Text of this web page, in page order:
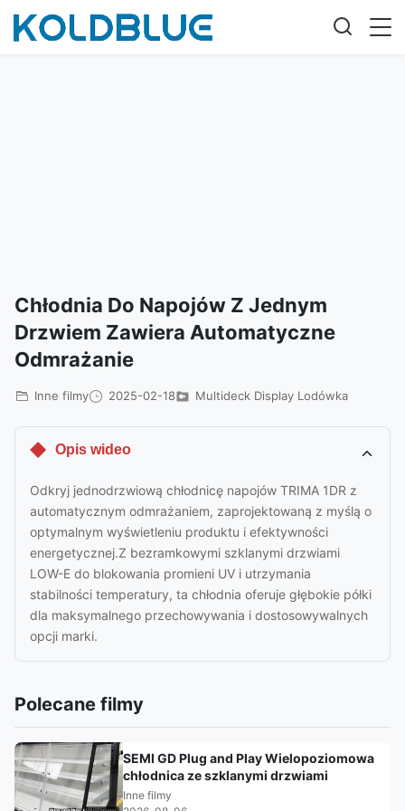
Chłodnia Do Napojów Z Jednym
Drzwiem Zawiera Automatyczne
Odmrażanie
Inne filmy 2025-02-18 Multideck Display Lodówka
Opis wideo
Odkryj jednodrzwiową chłodnicę napojów TRIMA 1DR z
automatycznym odmrażaniem, zaprojektowaną z myślą o
optymalnym wyświetleniu produktu i efektywności
energetycznej.Z bezramkowymi szklanymi drzwiami
LOW-E do blokowania promieni UV i utrzymania
stabilności temperatury, ta chłodnia oferuje głębokie półki
dla maksymalnego przechowywania i dostosowywalnych
opcji marki.
Polecane filmy
SEMI GD Plug and Play Wielopoziomowa
chłodnica ze szklanymi drzwiami
Inne filmy